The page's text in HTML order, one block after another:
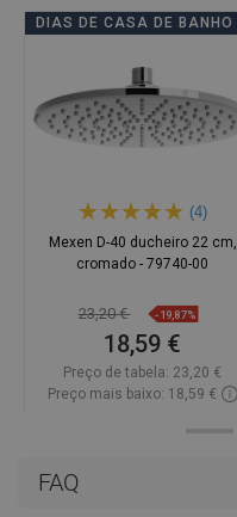
FAQ
DIAS DE CASA DE BANHO
(4)
Mexen D-40 ducheiro 22 cm,
cromado - 79740-00
23,20 € -19,87%
18,59 €
Preço de tabela: 23,20 €
Preço mais baixo: 18,59 €